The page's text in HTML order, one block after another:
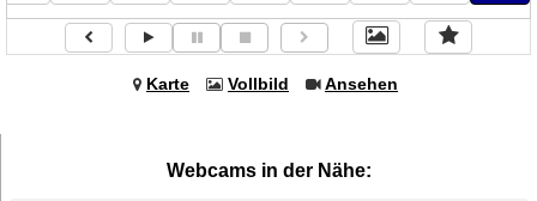
Karte Vollbild Ansehen
Webcams in der Nähe: